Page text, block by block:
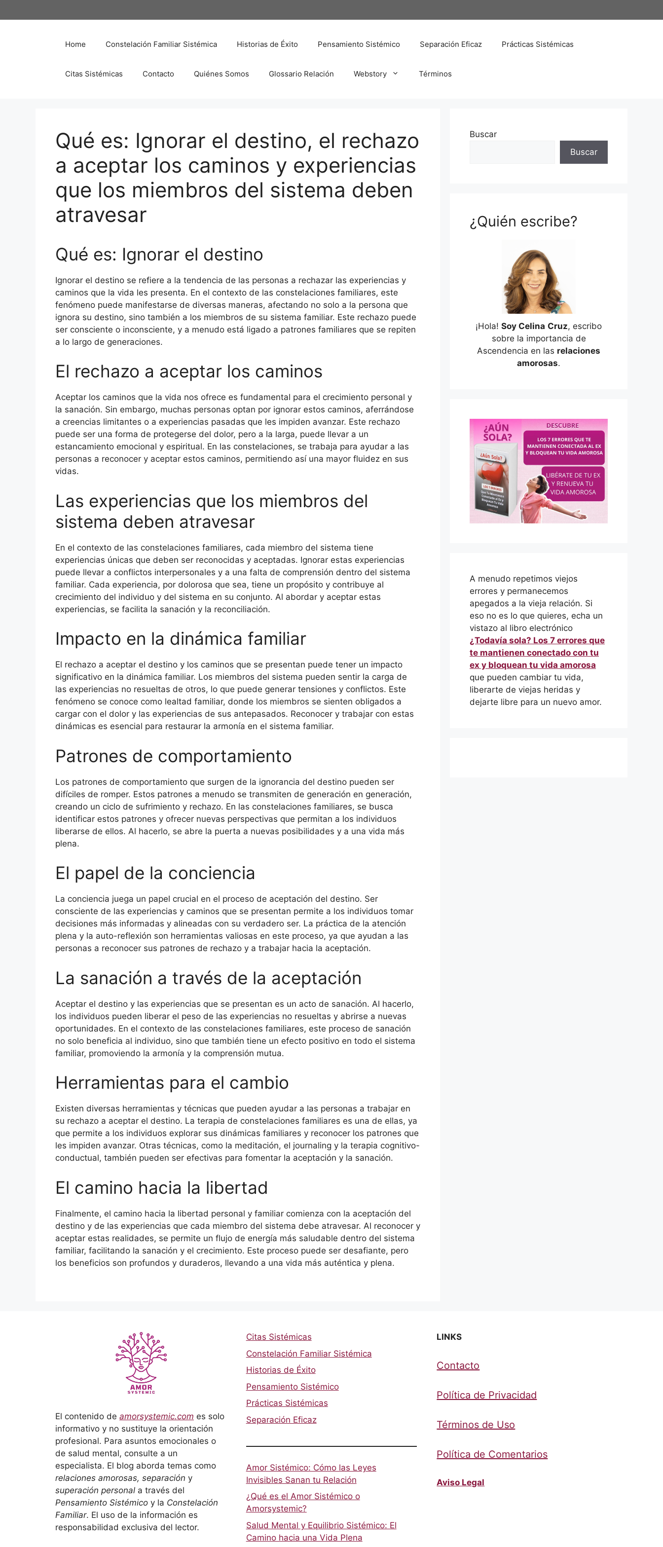
al
Home Constelación Familiar Sistémica Historias de Éxito Pensamiento Sistémico Separación Eficaz Prácticas Sistémicas
Citas Sistémicas Contacto Quiénes Somos Glossario Relación Webstory Términos
Qué es: Ignorar el destino, el rechazo
a aceptar los caminos y experiencias
que los miembros del sistema deben
atravesar
Qué es: Ignorar el destino
Ignorar el destino se refiere a la tendencia de las personas a rechazar las experiencias y
caminos que la vida les presenta. En el contexto de las constelaciones familiares, este
fenómeno puede manifestarse de diversas maneras, afectando no solo a la persona que
ignora su destino, sino también a los miembros de su sistema familiar. Este rechazo puede
ser consciente o inconsciente, y a menudo está ligado a patrones familiares que se repiten
a lo largo de generaciones.
El rechazo a aceptar los caminos
Aceptar los caminos que la vida nos ofrece es fundamental para el crecimiento personal y
la sanación. Sin embargo, muchas personas optan por ignorar estos caminos, aferrándose
a creencias limitantes o a experiencias pasadas que les impiden avanzar. Este rechazo
puede ser una forma de protegerse del dolor, pero a la larga, puede llevar a un
estancamiento emocional y espiritual. En las constelaciones, se trabaja para ayudar a las
personas a reconocer y aceptar estos caminos, permitiendo así una mayor fluidez en sus
vidas.
Las experiencias que los miembros del
sistema deben atravesar
En el contexto de las constelaciones familiares, cada miembro del sistema tiene
experiencias únicas que deben ser reconocidas y aceptadas. Ignorar estas experiencias
puede llevar a conflictos interpersonales y a una falta de comprensión dentro del sistema
familiar. Cada experiencia, por dolorosa que sea, tiene un propósito y contribuye al
crecimiento del individuo y del sistema en su conjunto. Al abordar y aceptar estas
experiencias, se facilita la sanación y la reconciliación.
Impacto en la dinámica familiar
El rechazo a aceptar el destino y los caminos que se presentan puede tener un impacto
significativo en la dinámica familiar. Los miembros del sistema pueden sentir la carga de
las experiencias no resueltas de otros, lo que puede generar tensiones y conflictos. Este
fenómeno se conoce como lealtad familiar, donde los miembros se sienten obligados a
cargar con el dolor y las experiencias de sus antepasados. Reconocer y trabajar con estas
dinámicas es esencial para restaurar la armonía en el sistema familiar.
Patrones de comportamiento
Los patrones de comportamiento que surgen de la ignorancia del destino pueden ser
difíciles de romper. Estos patrones a menudo se transmiten de generación en generación,
creando un ciclo de sufrimiento y rechazo. En las constelaciones familiares, se busca
identificar estos patrones y ofrecer nuevas perspectivas que permitan a los individuos
liberarse de ellos. Al hacerlo, se abre la puerta a nuevas posibilidades y a una vida más
plena.
El papel de la conciencia
La conciencia juega un papel crucial en el proceso de aceptación del destino. Ser
consciente de las experiencias y caminos que se presentan permite a los individuos tomar
decisiones más informadas y alineadas con su verdadero ser. La práctica de la atención
plena y la auto-reflexión son herramientas valiosas en este proceso, ya que ayudan a las
personas a reconocer sus patrones de rechazo y a trabajar hacia la aceptación.
La sanación a través de la aceptación
Aceptar el destino y las experiencias que se presentan es un acto de sanación. Al hacerlo,
los individuos pueden liberar el peso de las experiencias no resueltas y abrirse a nuevas
oportunidades. En el contexto de las constelaciones familiares, este proceso de sanación
no solo beneficia al individuo, sino que también tiene un efecto positivo en todo el sistema
familiar, promoviendo la armonía y la comprensión mutua.
Herramientas para el cambio
Existen diversas herramientas y técnicas que pueden ayudar a las personas a trabajar en
su rechazo a aceptar el destino. La terapia de constelaciones familiares es una de ellas, ya
que permite a los individuos explorar sus dinámicas familiares y reconocer los patrones que
les impiden avanzar. Otras técnicas, como la meditación, el journaling y la terapia cognitivo-
conductual, también pueden ser efectivas para fomentar la aceptación y la sanación.
El camino hacia la libertad
Finalmente, el camino hacia la libertad personal y familiar comienza con la aceptación del
destino y de las experiencias que cada miembro del sistema debe atravesar. Al reconocer y
aceptar estas realidades, se permite un flujo de energía más saludable dentro del sistema
familiar, facilitando la sanación y el crecimiento. Este proceso puede ser desafiante, pero
los beneficios son profundos y duraderos, llevando a una vida más auténtica y plena.
Buscar
Buscar
¿Quién escribe?
¡Hola! Soy Celina Cruz, escribo
sobre la importancia de
Ascendencia en las relaciones
amorosas.
A menudo repetimos viejos
errores y permanecemos
apegados a la vieja relación. Si
eso no es lo que quieres, echa un
vistazo al libro electrónico
¿Todavía sola? Los 7 errores que
te mantienen conectado con tu
ex y bloquean tu vida amorosa
que pueden cambiar tu vida,
liberarte de viejas heridas y
dejarte libre para un nuevo amor.
El contenido de amorsystemic.com es solo
informativo y no sustituye la orientación
profesional. Para asuntos emocionales o
de salud mental, consulte a un
especialista. El blog aborda temas como
relaciones amorosas, separación y
superación personal a través del
Pensamiento Sistémico y la Constelación
Familiar. El uso de la información es
responsabilidad exclusiva del lector.
Citas Sistémicas
Constelación Familiar Sistémica
Historias de Éxito
Pensamiento Sistémico
Prácticas Sistémicas
Separación Eficaz
Amor Sistémico: Cómo las Leyes
Invisibles Sanan tu Relación
¿Qué es el Amor Sistémico o
Amorsystemic?
Salud Mental y Equilibrio Sistémico: El
Camino hacia una Vida Plena
LINKS
Contacto
Política de Privacidad
Términos de Uso
Política de Comentarios
Aviso Legal